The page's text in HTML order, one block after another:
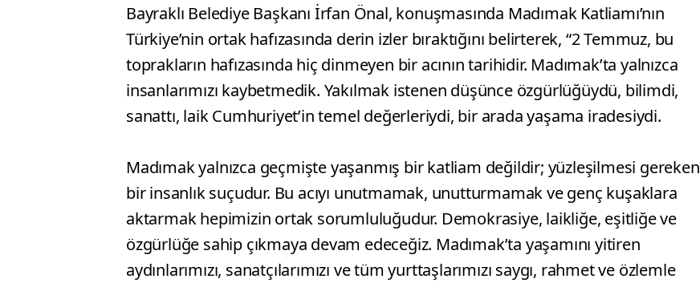
Bayraklı Belediye Başkanı İrfan Önal, konuşmasında Madımak Katliamı’nın
Türkiye’nin ortak hafızasında derin izler bıraktığını belirterek, “2 Temmuz, bu
toprakların hafızasında hiç dinmeyen bir acının tarihidir. Madımak’ta yalnızca
insanlarımızı kaybetmedik. Yakılmak istenen düşünce özgürlüğüydü, bilimdi,
sanattı, laik Cumhuriyet’in temel değerleriydi, bir arada yaşama iradesiydi.
Madımak yalnızca geçmişte yaşanmış bir katliam değildir; yüzleşilmesi gereken
bir insanlık suçudur. Bu acıyı unutmamak, unutturmamak ve genç kuşaklara
aktarmak hepimizin ortak sorumluluğudur. Demokrasiye, laikliğe, eşitliğe ve
özgürlüğe sahip çıkmaya devam edeceğiz. Madımak’ta yaşamını yitiren
aydınlarımızı, sanatçılarımızı ve tüm yurttaşlarımızı saygı, rahmet ve özlemle